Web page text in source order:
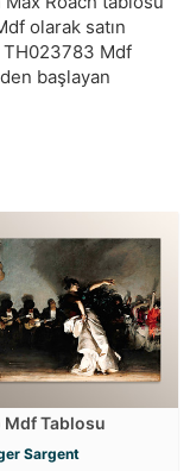
olarak satın
TH023783 Mdf
başlayan
Mdf Tablosu
Sargent